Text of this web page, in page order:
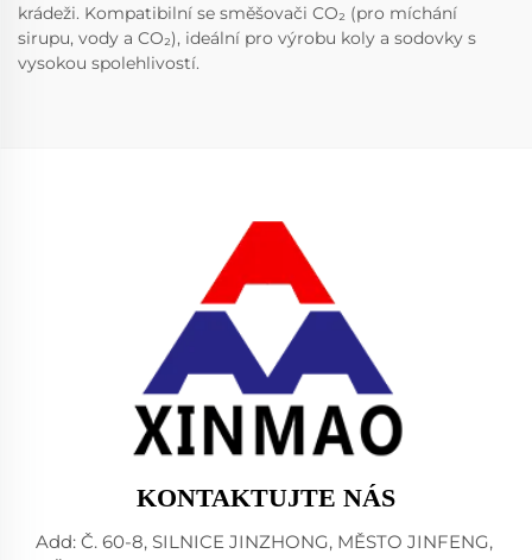
krádeži. Kompatibilní se směšovači CO₂ (pro míchání
sirupu, vody a CO₂), ideální pro výrobu koly a sodovky s
vysokou spolehlivostí.
KONTAKTUJTE NÁS
Add: Č. 60-8, SILNICE JINZHONG, MĚSTO JINFENG,